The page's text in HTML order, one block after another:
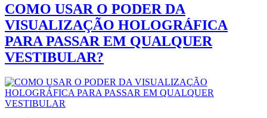
COMO USAR O PODER DA
VISUALIZAÇÃO HOLOGRÁFICA
PARA PASSAR EM QUALQUER
VESTIBULAR?